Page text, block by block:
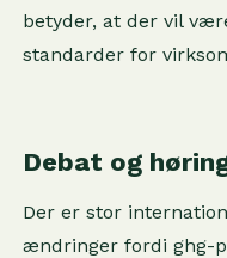
betyder, at der vil
standarder for
Debat og
Der er stor
ændringer fordi ghg-